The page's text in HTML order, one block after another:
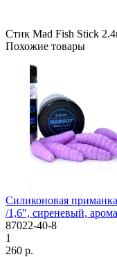
Стик Mad Fish Stick
Похожие товары
Силиконовая
/1,6", сиреневый,
87022-40-8
1
260 р.